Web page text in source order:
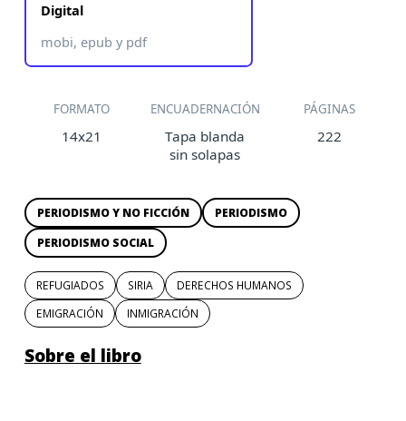
Digital
mobi, epub y pdf
FORMATO ENCUADERNACIÓN PÁGINAS
14x21
Tapa blanda
sin solapas
222
PERIODISMO Y NO FICCIÓN
PERIODISMO
PERIODISMO SOCIAL
REFUGIADOS SIRIA
DERECHOS HUMANOS
EMIGRACIÓN
INMIGRACIÓN
Sobre el libro